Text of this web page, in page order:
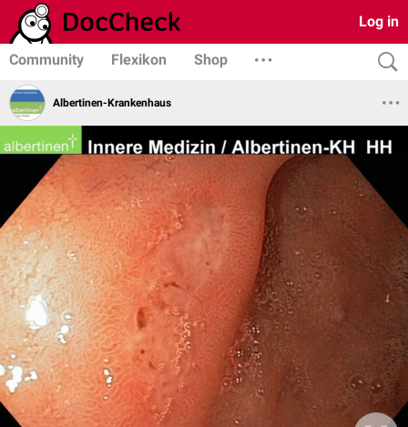
Log in
Community Flexikon Shop
Albertinen-Krankenhaus